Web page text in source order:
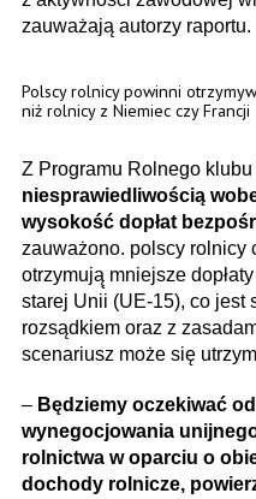
zauważają autorzy raportu.
Polscy rolnicy powinni
niż rolnicy z Niemiec czy Francji
Z Programu Rolnego
niesprawiedliwością
wysokość dopłat
zauważono. polscy rolnicy
otrzymują̨ mniejsze
starej Unii (UE-15), co jest
rozsądkiem oraz z
scenariusz może się
– Będziemy oczekiwać
wynegocjowania
rolnictwa w oparciu o
dochody rolnicze,